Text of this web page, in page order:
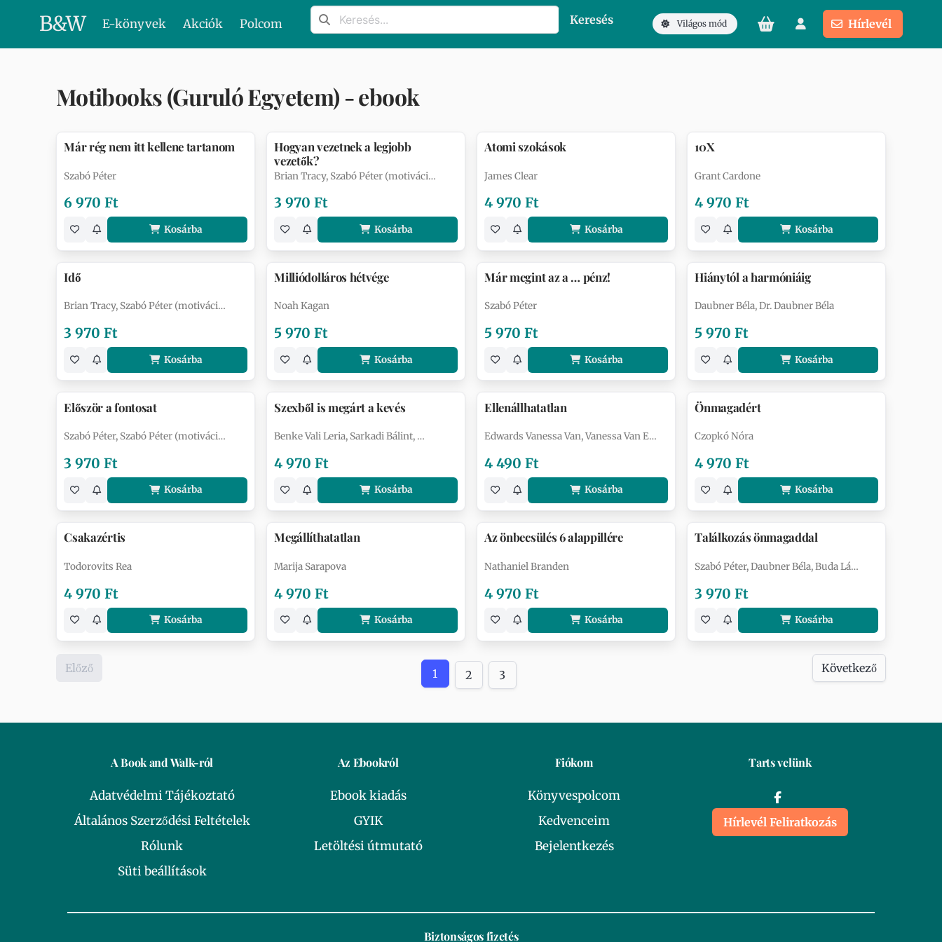
B&W E-könyvek Akciók Polcom Keresés Világos mód Hírlevél
Motibooks (Guruló Egyetem) - ebook
Már rég nem itt kellene tartanom
Szabó Péter
6 970 Ft
Kosárba
Hogyan vezetnek a legjobb
vezetők?
Brian Tracy, Szabó Péter (motiváci…
3 970 Ft
Kosárba
Atomi szokások
James Clear
4 970 Ft
Kosárba
10X
Grant Cardone
4 970 Ft
Kosárba
Idő
Brian Tracy, Szabó Péter (motiváci…
3 970 Ft
Kosárba
Milliódolláros hétvége
Noah Kagan
5 970 Ft
Kosárba
Már megint az a … pénz!
Szabó Péter
5 970 Ft
Kosárba
Hiánytól a harmóniáig
Daubner Béla, Dr. Daubner Béla
5 970 Ft
Kosárba
Először a fontosat
Szabó Péter, Szabó Péter (motiváci…
3 970 Ft
Kosárba
Szexből is megárt a kevés
Benke Vali Leria, Sarkadi Bálint, …
4 970 Ft
Kosárba
Ellenállhatatlan
Edwards Vanessa Van, Vanessa Van E…
4 490 Ft
Kosárba
Önmagadért
Czopkó Nóra
4 970 Ft
Kosárba
Csakazértis
Todorovits Rea
4 970 Ft
Kosárba
Megállíthatatlan
Marija Sarapova
4 970 Ft
Kosárba
Az önbecsülés 6 alappillére
Nathaniel Branden
4 970 Ft
Kosárba
Találkozás önmagaddal
Szabó Péter, Daubner Béla, Buda Lá…
3 970 Ft
Kosárba
Előző Következő
1 2 3
A Book and Walk-ról
Adatvédelmi Tájékoztató
Általános Szerződési Feltételek
Rólunk
Süti beállítások
Az Ebookról
Ebook kiadás
GYIK
Letöltési útmutató
Fiókom
Könyvespolcom
Kedvenceim
Bejelentkezés
Tarts velünk
Hírlevél Feliratkozás
Biztonságos fizetés